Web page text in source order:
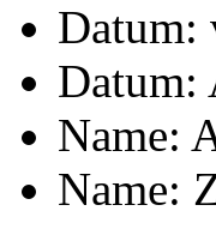
Datum:
Datum:
Name:
Name: